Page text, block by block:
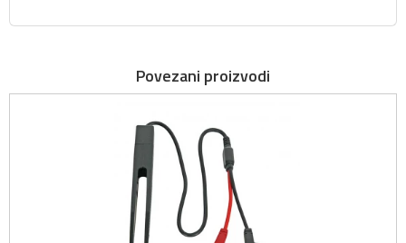
Povezani proizvodi